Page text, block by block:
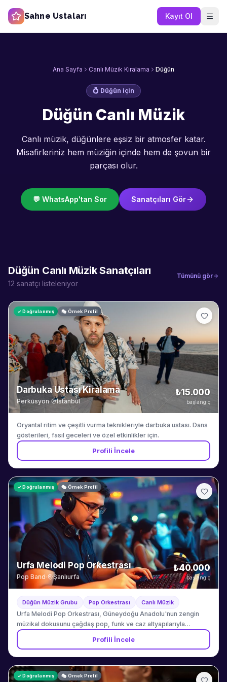
Sahne Ustaları Kayıt Ol
Ana Sayfa Canlı Müzik Kiralama Düğün
💍 Düğün için
Düğün Canlı Müzik
Canlı müzik, düğünlere eşsiz bir atmosfer katar.
Misafirleriniz hem müziğin içinde hem de şovun bir
parçası olur.
💬 WhatsApp'tan Sor Sanatçıları Gör
Düğün Canlı MüzikSanatçıları
12 sanatçı listeleniyor
Tümünü gör
✓ Doğrulanmış 🎭 Örnek Profil
Darbuka Ustası Kiralama
Perküsyon· İstanbul
₺15.000
başlangıç
Oryantal ritim ve çeşitli vurma teknikleriyle darbuka ustası. Dans
gösterileri, fasıl geceleri ve özel etkinlikler için.
Profili İncele
✓ Doğrulanmış 🎭 Örnek Profil
Urfa Melodi Pop Orkestrası
Pop Band· Şanlıurfa
₺40.000
başlangıç
Düğün Müzik Grubu Pop Orkestrası Canlı Müzik
Urfa Melodi Pop Orkestrası, Güneydoğu Anadolu'nun zengin
müzikal dokusunu çağdaş pop, funk ve caz altyapılarıyla
buluşturmak amacıyla Şanlıurfa'da kurulmuş profesyonel bir
sahne ve düğün müzik ekibidir. Kuruluşundan bu yana bölgedeki
davetlerde aktif olarak sahne alan ekip, her organizasyonda
unutulmaz bir müzikal deneyim vadeder. Çalışma şeklimiz
Profili İncele
✓ Doğrulanmış 🎭 Örnek Profil